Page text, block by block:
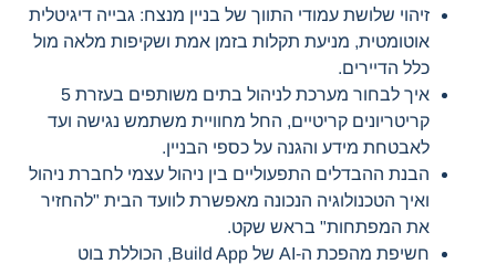
זיהוי שלושת עמודי התווך של בניין מנצח: גבייה דיגיטלית
אוטומטית, מניעת תקלות בזמן אמת ושקיפות מלאה מול
כלל הדיירים.
איך לבחור מערכת לניהול בתים משותפים בעזרת 5
קריטריונים קריטיים, החל מחוויית משתמש נגישה ועד
לאבטחת מידע והגנה על כספי הבניין.
הבנת ההבדלים התפעוליים בין ניהול עצמי לחברת ניהול
ואיך הטכנולוגיה הנכונה מאפשרת לוועד הבית "להחזיר
את המפתחות" בראש שקט.
חשיפת מהפכת ה-AI של Build App, הכוללת בוט